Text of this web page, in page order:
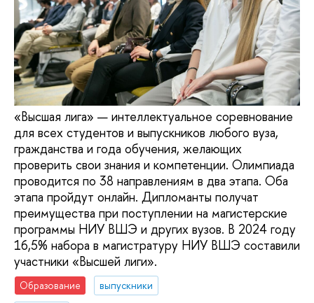
«Высшая лига» — интеллектуальное соревнование
для всех студентов и выпускников любого вуза,
гражданства и года обучения, желающих
проверить свои знания и компетенции. Олимпиада
проводится по 38 направлениям в два этапа. Оба
этапа пройдут онлайн. Дипломанты получат
преимущества при поступлении на магистерские
программы НИУ ВШЭ и других вузов. В 2024 году
16,5% набора в магистратуру НИУ ВШЭ составили
участники «Высшей лиги».
Образование
выпускники